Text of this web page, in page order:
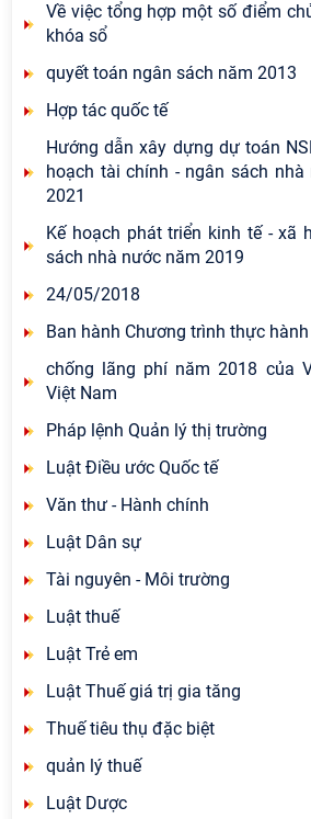
Về việc tổng hợp một số điểm
khóa sổ
quyết toán ngân sách năm 2013
Hợp tác quốc tế
Hướng dẫn xây dựng dự toán
hoạch tài chính - ngân sách
2021
Kế hoạch phát triển kinh tế - xã
sách nhà nước năm 2019
24/05/2018
Ban hành Chương trình thực
chống lãng phí năm 2018 của
Việt Nam
Pháp lệnh Quản lý thị trường
Luật Điều ước Quốc tế
Văn thư - Hành chính
Luật Dân sự
Tài nguyên - Môi trường
Luật thuế
Luật Trẻ em
Luật Thuế giá trị gia tăng
Thuế tiêu thụ đặc biệt
quản lý thuế
Luật Dược